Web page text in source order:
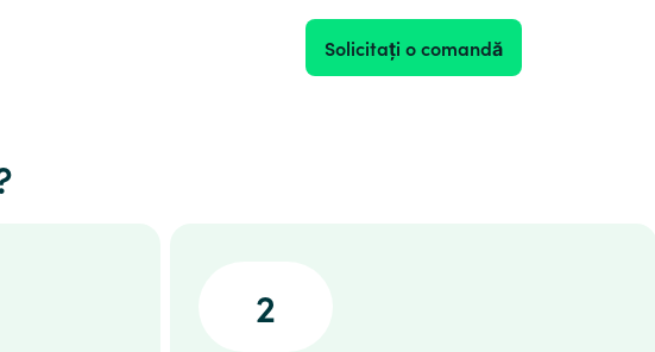
Solicitați o comandă
2